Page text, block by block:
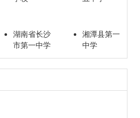
湖南省长沙
市第一中学
湘潭县第一
中学